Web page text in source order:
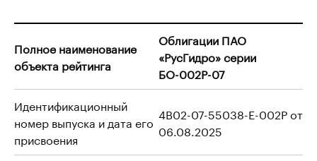
Полное наименование
объекта рейтинга
Облигации ПАО
«РусГидро» серии
БО-002Р-07
Идентификационный
номер выпуска и дата его
присвоения
4B02-07-55038-E-002P от
06.08.2025